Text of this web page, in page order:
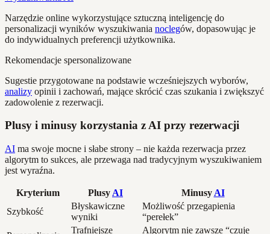
Narzędzie online wykorzystujące sztuczną inteligencję do
personalizacji wyników wyszukiwania noclegów, dopasowując je
do indywidualnych preferencji użytkownika.
Rekomendacje spersonalizowane
Sugestie przygotowane na podstawie wcześniejszych wyborów,
analizy opinii i zachowań, mające skrócić czas szukania i zwiększyć
zadowolenie z rezerwacji.
Plusy i minusy korzystania z AI przy rezerwacji
AI ma swoje mocne i słabe strony – nie każda rezerwacja przez
algorytm to sukces, ale przewaga nad tradycyjnym wyszukiwaniem
jest wyraźna.
Kryterium Plusy AI Minusy AI
Szybkość
Błyskawiczne
wyniki
Możliwość przegapienia
“perełek”
Trafniejsze
Algorytm nie zawsze “czuje